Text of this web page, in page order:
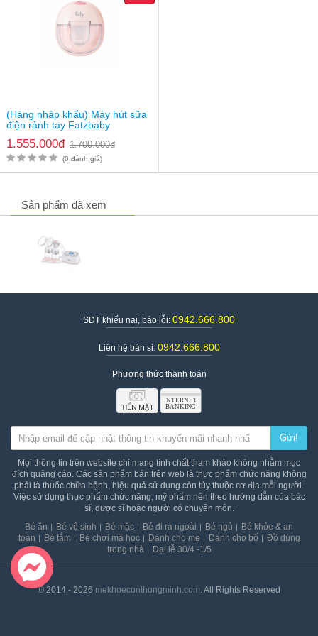
Xuất xứ: Hàn Quốc
Dòng sản phẩm:
Nhà máy sản xuất: Trung Quốc
Thành phần: Vật liệu Silicon, Polypropylen (PP) an toàn, chất
lượng cao.
Giá máy hút sữa Fatzbaby Dual 1 FB1110RH
sản phẩm
(Hàng nhập khẩu) Máy hút sữa
điện rảnh tay Fatzbaby
1.555.000đ 1.700.000đ
(0 đánh giá)
Sản phẩm đã xem
SDT khiếu nại, báo lỗi: 0942.666.800
Liên hệ bán sỉ: 0942.666.800
Phương thức thanh toán
Gửi!
Mọi thông tin trên website chỉ mang tính chất tham khảo không nhằm mục
đích quảng cáo. Các sản phẩm bán trên web là thực phẩm chức năng không
phải là thuốc chữa bệnh, hiệu quả sử dụng còn tùy thuộc cơ địa mỗi người.
Việc sử dụng thực phẩm chức năng, mỹ phẩm nên theo hướng dẫn của bác
sĩ, dược sĩ hoặc người có chuyên môn.
Bé ăn
Bé vệ sinh Bé mặc Bé đi ra ngoài Bé ngủ
Bé khỏe & an
toàn
Bé tắm Bé chơi mà học Dành cho mẹ Dành cho bố
Đồ dùng
trong nhà
Đại lễ 30/4 -1/5
© 2014 - 2026 mekhoeconthongminh.com. All Rights Reserved